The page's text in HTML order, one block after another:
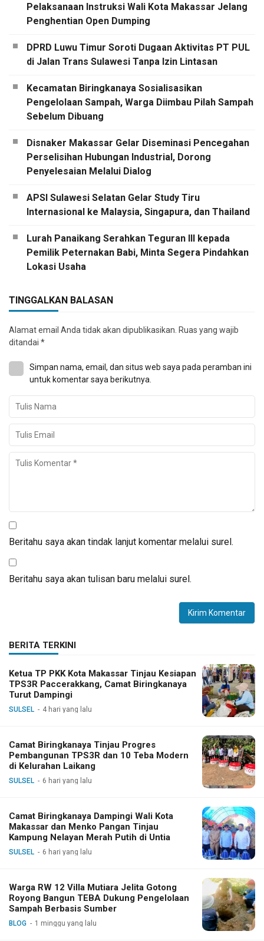
Pelaksanaan Instruksi Wali Kota Makassar Jelang
Penghentian Open Dumping
DPRD Luwu Timur Soroti Dugaan Aktivitas PT PUL
di Jalan Trans Sulawesi Tanpa Izin Lintasan
Kecamatan Biringkanaya Sosialisasikan
Pengelolaan Sampah, Warga Diimbau Pilah Sampah
Sebelum Dibuang
Disnaker Makassar Gelar Diseminasi Pencegahan
Perselisihan Hubungan Industrial, Dorong
Penyelesaian Melalui Dialog
APSI Sulawesi Selatan Gelar Study Tiru
Internasional ke Malaysia, Singapura, dan Thailand
Lurah Panaikang Serahkan Teguran III kepada
Pemilik Peternakan Babi, Minta Segera Pindahkan
Lokasi Usaha
TINGGALKAN BALASAN
Alamat email Anda tidak akan dipublikasikan. Ruas yang wajib
ditandai *
Simpan nama, email, dan situs web saya pada peramban ini
untuk komentar saya berikutnya.
Beritahu saya akan tindak lanjut komentar melalui surel.
Beritahu saya akan tulisan baru melalui surel.
BERITA TERKINI
Ketua TP PKK Kota Makassar Tinjau Kesiapan
TPS3R Paccerakkang, Camat Biringkanaya
Turut Dampingi
SULSEL 4 hari yang lalu
Camat Biringkanaya Tinjau Progres
Pembangunan TPS3R dan 10 Teba Modern
di Kelurahan Laikang
SULSEL 6 hari yang lalu
Camat Biringkanaya Dampingi Wali Kota
Makassar dan Menko Pangan Tinjau
Kampung Nelayan Merah Putih di Untia
SULSEL 6 hari yang lalu
Warga RW 12 Villa Mutiara Jelita Gotong
Royong Bangun TEBA Dukung Pengelolaan
Sampah Berbasis Sumber
BLOG 1 minggu yang lalu